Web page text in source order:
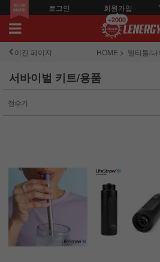
로그인 회원가입
+2000
이전 페이지 HOME 멀티툴/
서바이벌 키트/용품
정수기